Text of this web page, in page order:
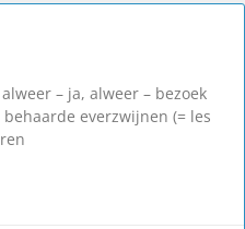
– ja, alweer – bezoek
everzwijnen (= les